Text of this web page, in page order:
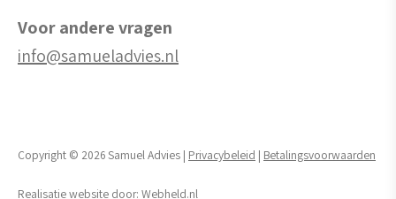
Voor andere vragen
info@samueladvies.nl
Copyright © 2026 Samuel Advies | Privacybeleid | Betalingsvoorwaarden
Realisatie website door: Webheld.nl